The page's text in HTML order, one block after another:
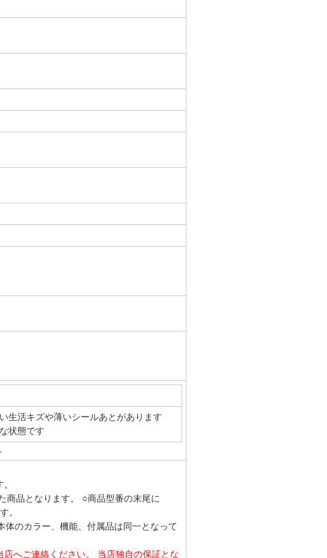
生活キズや薄いシールあとがあります
状態です
商品となります。 ○商品型番の末尾に
。
のカラー、機能、付属品は同一となって
へご連絡ください。 当店独自の保証とな